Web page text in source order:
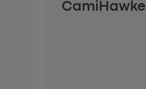
CamiHawke